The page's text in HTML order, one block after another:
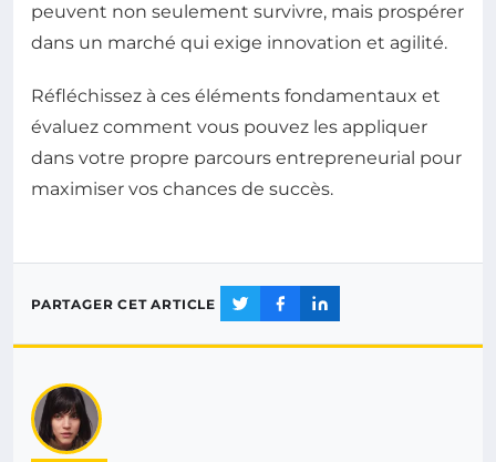
peuvent non seulement survivre, mais prospérer
dans un marché qui exige innovation et agilité.
Réfléchissez à ces éléments fondamentaux et
évaluez comment vous pouvez les appliquer
dans votre propre parcours entrepreneurial pour
maximiser vos chances de succès.
PARTAGER CET ARTICLE